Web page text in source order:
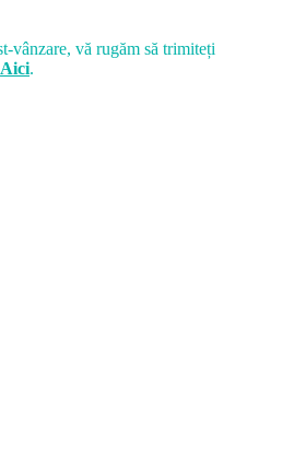
vânzare, vă rugăm să trimiteți
Aici.